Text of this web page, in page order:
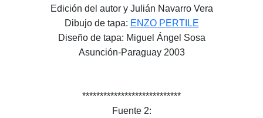
Edición del autor y Julián Navarro Vera
Dibujo de tapa: ENZO PERTILE
Diseño de tapa: Miguel Ángel Sosa
Asunción-Paraguay 2003
****************************
Fuente 2: